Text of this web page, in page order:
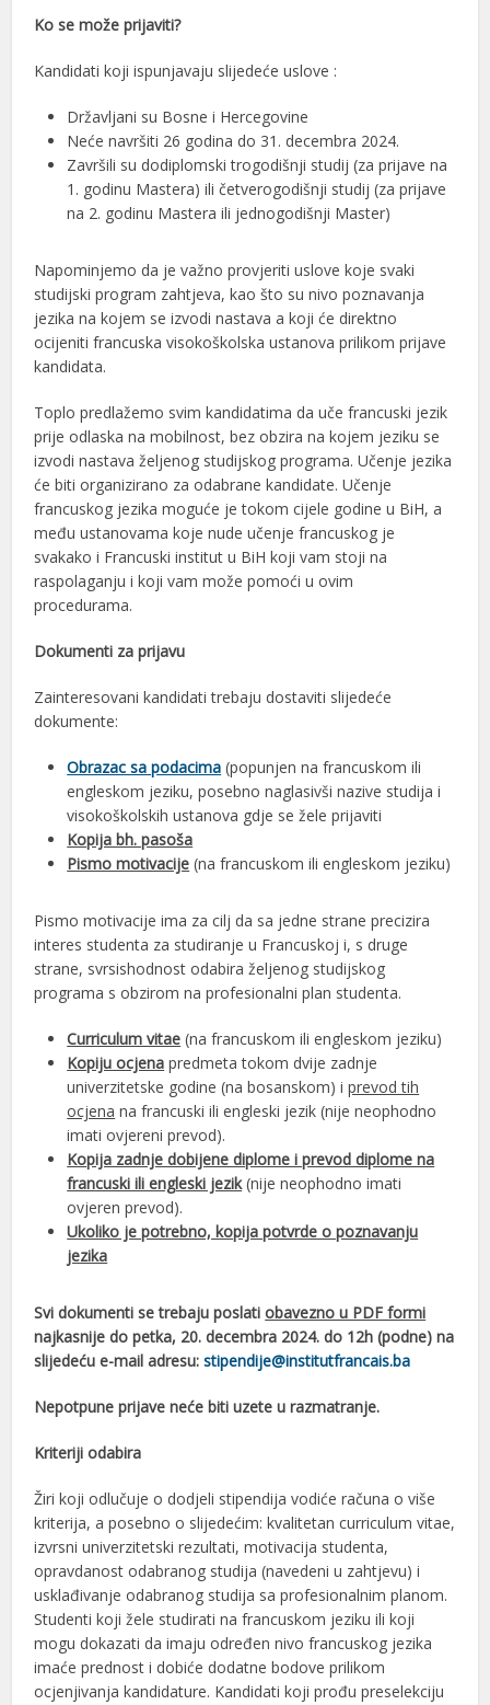
Ko se može prijaviti?
Kandidati koji ispunjavaju slijedeće uslove :
Državljani su Bosne i Hercegovine
Neće navršiti 26 godina do 31. decembra 2024.
Završili su dodiplomski trogodišnji studij (za prijave na
1. godinu Mastera) ili četverogodišnji studij (za prijave
na 2. godinu Mastera ili jednogodišnji Master)
Napominjemo da je važno provjeriti uslove koje svaki
studijski program zahtjeva, kao što su nivo poznavanja
jezika na kojem se izvodi nastava a koji će direktno
ocijeniti francuska visokoškolska ustanova prilikom prijave
kandidata.
Toplo predlažemo svim kandidatima da uče francuski jezik
prije odlaska na mobilnost, bez obzira na kojem jeziku se
izvodi nastava željenog studijskog programa. Učenje jezika
će biti organizirano za odabrane kandidate. Učenje
francuskog jezika moguće je tokom cijele godine u BiH, a
među ustanovama koje nude učenje francuskog je
svakako i Francuski institut u BiH koji vam stoji na
raspolaganju i koji vam može pomoći u ovim
procedurama.
Dokumenti za prijavu
Zainteresovani kandidati trebaju dostaviti slijedeće
dokumente:
Obrazac sa podacima (popunjen na francuskom ili
engleskom jeziku, posebno naglasivši nazive studija i
visokoškolskih ustanova gdje se žele prijaviti
Kopija bh. pasoša
Pismo motivacije (na francuskom ili engleskom jeziku)
Pismo motivacije ima za cilj da sa jedne strane precizira
interes studenta za studiranje u Francuskoj i, s druge
strane, svrsishodnost odabira željenog studijskog
programa s obzirom na profesionalni plan studenta.
Curriculum vitae (na francuskom ili engleskom jeziku)
Kopiju ocjena predmeta tokom dvije zadnje
univerzitetske godine (na bosanskom) iprevod tih
ocjena na francuski ili engleski jezik (nije neophodno
imati ovjereni prevod).
Kopija zadnje dobijene diplome i prevod diplome na
francuski ili engleski jezik (nije neophodno imati
ovjeren prevod).
Ukoliko je potrebno, kopija potvrde o poznavanju
jezika
Svi dokumenti se trebaju poslatiobavezno u PDF formi
najkasnije do petka, 20. decembra 2024. do 12h (podne) na
slijedeću e-mail adresu: stipendije@institutfrancais.ba
Nepotpune prijave neće biti uzete u razmatranje.
Kriteriji odabira
Žiri koji odlučuje o dodjeli stipendija vodiće računa o više
kriterija, a posebno o slijedećim: kvalitetan curriculum vitae,
izvrsni univerzitetski rezultati, motivacija studenta,
opravdanost odabranog studija (navedeni u zahtjevu) i
usklađivanje odabranog studija sa profesionalnim planom.
Studenti koji žele studirati na francuskom jeziku ili koji
mogu dokazati da imaju određen nivo francuskog jezika
imaće prednost i dobiće dodatne bodove prilikom
ocjenjivanja kandidature. Kandidati koji prođu preselekciju